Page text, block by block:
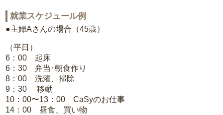
就業スケジュール例
●主婦Aさんの場合（45歳）
（平日）
6：00 起床
6：30 弁当･朝食作り
8：00 洗濯、掃除
9：30 移動
10：00〜13：00 CaSyのお仕事
14：00 昼食、買い物